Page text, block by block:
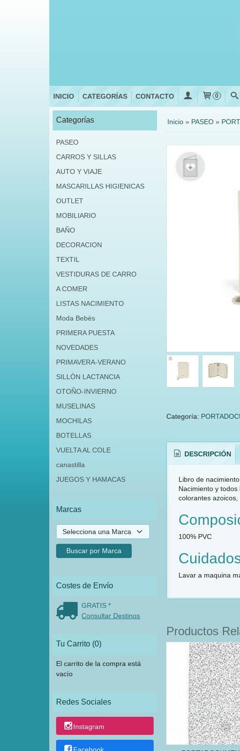
INICIO CATEGORÍAS CONTACTO 0
Categorías
PASEO
CARROS Y SILLAS
AUTO Y VIAJE
MASCARILLAS HIGIENICAS
OUTLET
MOBILIARIO
BAÑO
DECORACION
TEXTIL
VESTIDURAS DE CARRO
A COMER
LISTAS NACIMIENTO
Moda Bebès
PRIMERA PUESTA
NOVEDADES
PRIMAVERA-VERANO
SILLÒN LACTANCIA
OTOÑO-INVIERNO
MUSELINAS
MOCHILAS
BOTELLAS
VUELTA AL COLE
canastilla
JUEGOS Y HAMACAS
Marcas
Costes de Envío
GRATIS *
Consultar Destinos
Tu Carrito (0)
El carrito de la compra está
vacío
Redes Sociales
Instagram
Facebook
Inicio» PASEO»
Categoría:
DESCRIPCIÓN
Libro de
Nacimiento y
colorantes
100% PVC
Lavar a maquina
Productos